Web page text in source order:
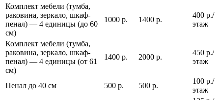
Комплект мебели (тумба,
раковина, зеркало, шкаф-
пенал) — 4 единицы (до 60
см)
1000 р. 1400 р.
400 р./
этаж
Комплект мебели (тумба,
раковина, зеркало, шкаф-
пенал) — 4 единицы (от 61
см)
1400 р. 2000 р.
450 р./
этаж
Пенал до 40 см 500 р. 500 р.
100 р./
этаж